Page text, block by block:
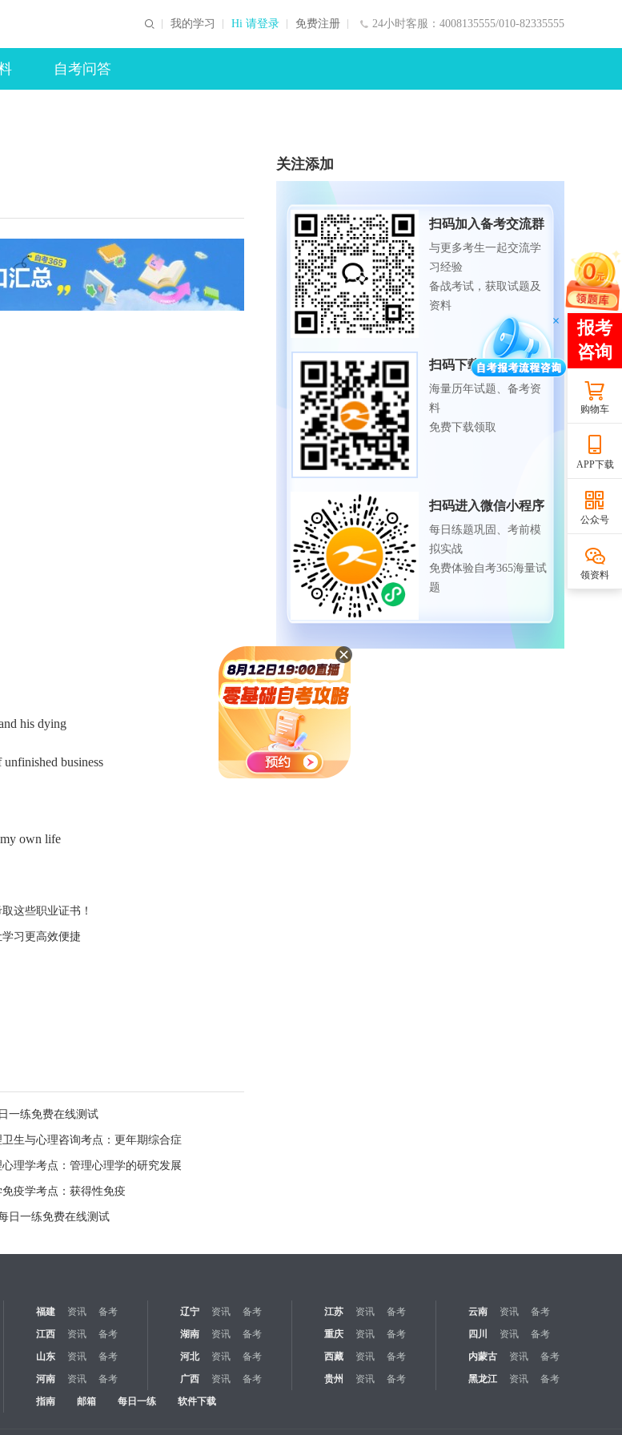
24小时客服：4008135555/010-82335555
我的学习 Hi 请登录 免费注册
自考问答
his dying
business
own life
这些职业证书！
习更高效便捷
一练免费在线测试
卫生与心理咨询考点：更年期综合症
心理学考点：管理心理学的研究发展
免疫学考点：获得性免疫
日一练免费在线测试
关注添加
扫码加入备考交流群
与更多考生一起交流学
习经验
备战考试，获取试题及
资料
扫码下载APP
海量历年试题、备考资
料
免费下载领取
扫码进入微信小程序
每日练题巩固、考前模
拟实战
免费体验自考365海量试
题
购物车
APP下载
公众号
领资料
福建 资讯 备考 辽宁 资讯 备考 江苏 资讯 备考 云南 资讯
备考
江西 资讯 备考 湖南 资讯 备考 重庆 资讯 备考 四川 资讯
备考
山东 资讯 备考 河北 资讯 备考 西藏 资讯 备考 内蒙古 资讯
备考
河南 资讯 备考 广西 资讯 备考 贵州 资讯 备考 黑龙江 资讯
备考
指南 邮箱 每日一练 软件下载